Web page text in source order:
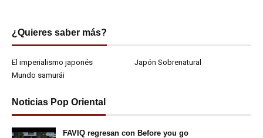
¿Quieres saber más?
El imperialismo japonés
Japón Sobrenatural
Mundo samurái
Noticias Pop Oriental
FAVIQ regresan con Before you go